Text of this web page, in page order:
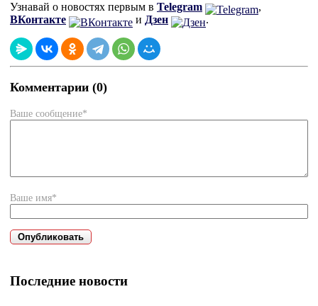
Узнавай о новостях первым в Telegram
,
ВКонтакте
и Дзен .
Комментарии (0)
Ваше сообщение*
Ваше имя*
Последние новости